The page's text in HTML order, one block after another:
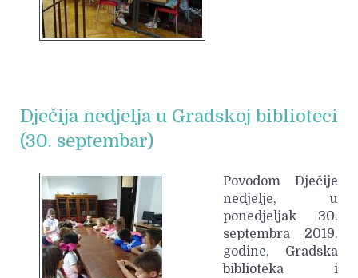
Dječija nedjelja u Gradskoj biblioteci
(30. septembar)
Povodom Dječije
nedjelje, u
ponedjeljak 30.
septembra 2019.
godine, Gradska
biblioteka i